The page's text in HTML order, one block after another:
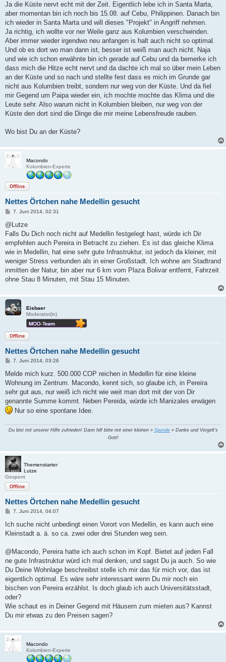
Ja die Küste nervt echt mit der Zeit. Eigentlich lebe ich in Santa Marta,
aber momentan bin ich noch bis 15.08. auf Cebu, Philippinen. Danach bin
ich wieder in Santa Marta und will dieses "Projekt" in Angriff nehmen.
Ja richtig, ich wollte vor ner Weile ganz aus Kolumbien verschwinden.
Aber immer wieder irgendwo neu anfangen is halt auch nicht so optimal.
Und ob es dort wo man dann ist, besser ist weiß man auch nicht. Naja
und wie ich schon erwähnte bin ich gerade auf Cebu und da bemerke ich
dass mich die Hitze echt nervt und da dachte ich mal so über mein Leben
an der Küste und so nach und stellte fest dass es mich im Grunde gar
nicht aus Kolumbien treibt, sondern nur weg von der Küste. Und da fiel
mir Gegend um Paipa wieder ein, ich mochte mochte das Klima und die
Leute sehr. Also warum nicht in Kolumbien bleiben, nur weg von der
Küste den dort sind die Dinge die mir meine Lebensfreude rauben.
Wo bist Du an der Küste?
Macondo
Kolumbien-Experte
Offline
Nettes Örtchen nahe Medellin gesucht
B
i
r
a
7. Juni 2014, 02:31
@Lutze
Falls Du Dich noch nicht auf Medellin festgelegt hast, würde ich Dir
empfehlen auch Pereira in Betracht zu ziehen. Es ist das gleiche Klima
wie in Medellin, hat eine sehr gute Infrastruktur, ist jedoch da kleiner, mit
weniger Stress verbunden als in einer Großstadt. Ich wohne am Stadtrand
inmitten der Natur, bin aber nur 6 km vom Plaza Bolivar entfernt, Fahrzeit
ohne Stau 8 Minuten, mit Stau 15 Minuten.
Eisbaer
Moderator(in)
Offline
Nettes Örtchen nahe Medellin gesucht
B
i
r
a
7. Juni 2014, 03:26
Melde mich kurz. 500.000 COP reichen in Medellin für eine kleine
Wohnung im Zentrum. Macondo, kennt sich, so glaube ich, in Pereira
sehr gut aus, nur weiß ich nicht wie weit man dort mit der von Dir
genannte Summe kommt. Neben Pereida, würde ich Manizales erwägen
Nur so eine spontane Idee.
Du bist mit unserer Hilfe zufrieden! Dann hilf bitte mit einer kleinen » Spende« Danke und Vergelt's
Gott!
Themenstarter
Lutze
Gesperrt
Offline
Nettes Örtchen nahe Medellin gesucht
B
i
r
7. Juni 2014, 04:07
Ich suche nicht unbedingt einen Vorort von Medellin, es kann auch eine
Kleinstadt a. ä. so ca. zwei oder drei Stunden weg sein.
@Macondo, Pereira hatte ich auch schon im Kopf. Bietet auf jeden Fall
ne gute Infrastruktur würd ich mal denken, und sagst Du ja auch. So wie
Du Deine Wohnlage beschreibst stelle ich mir das für mich vor, das ist
eigentlich optimal. Es wäre sehr interessant wenn Du mir noch ein
bischen von Pereira erzählst. Is doch glaub ich auch Universitätsstadt,
oder?
Wie schaut es in Deiner Gegend mit Häusern zum mieten aus? Kannst
Du mir etwas zu den Preisen sagen?
Macondo
Kolumbien-Experte